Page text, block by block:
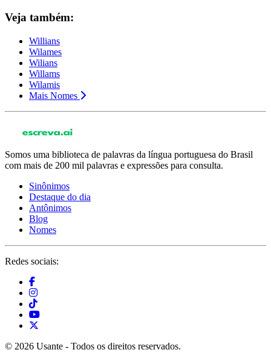
Veja também:
Willians
Wilames
Wilians
Willams
Wilamis
Mais Nomes
Somos uma biblioteca de palavras da língua portuguesa do Brasil
com mais de 200 mil palavras e expressões para consulta.
Sinônimos
Destaque do dia
Antônimos
Blog
Nomes
Redes sociais:
© 2026 Usante - Todos os direitos reservados.